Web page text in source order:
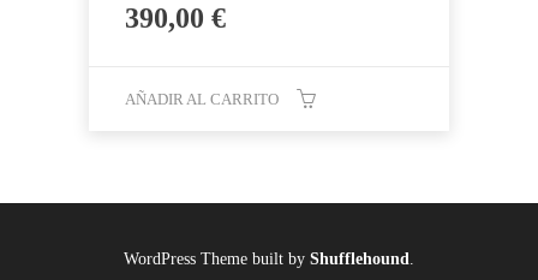
390,00 €
AÑADIR AL CARRITO
WordPress Theme built by Shufflehound